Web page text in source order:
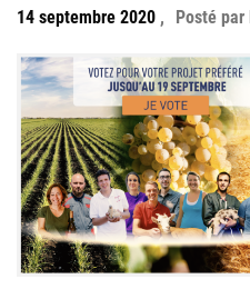
14 septembre 2020 , Posté par